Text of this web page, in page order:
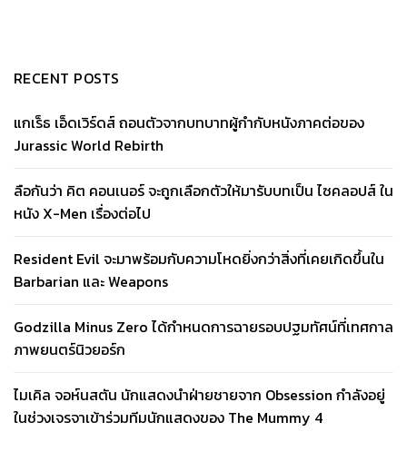
RECENT POSTS
แกเร็ธ เอ็ดเวิร์ดส์ ถอนตัวจากบทบาทผู้กำกับหนังภาคต่อของ
Jurassic World Rebirth
ลือกันว่า คิต คอนเนอร์ จะถูกเลือกตัวให้มารับบทเป็น ไซคลอปส์ ใน
หนัง X-Men เรื่องต่อไป
Resident Evil จะมาพร้อมกับความโหดยิ่งกว่าสิ่งที่เคยเกิดขึ้นใน
Barbarian และ Weapons
Godzilla Minus Zero ได้กำหนดการฉายรอบปฐมทัศน์ที่เทศกาล
ภาพยนตร์นิวยอร์ก
ไมเคิล จอห์นสตัน นักแสดงนำฝ่ายชายจาก Obsession กำลังอยู่
ในช่วงเจรจาเข้าร่วมทีมนักแสดงของ The Mummy 4